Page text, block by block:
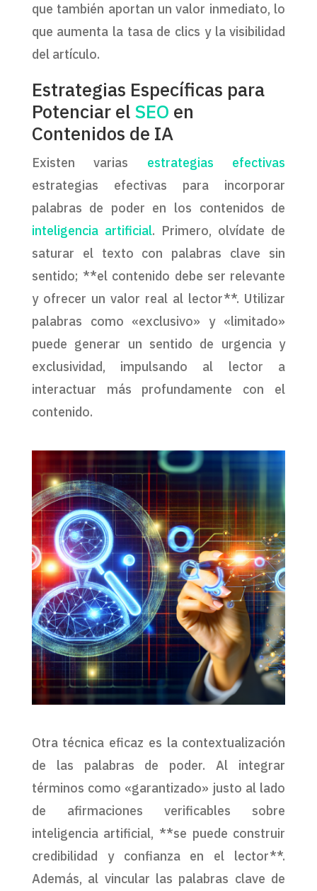
que también aportan un valor inmediato, lo
que aumenta la tasa de clics y la visibilidad
del artículo.
Estrategias Específicas para
Potenciar el SEO en
Contenidos de IA
Existen varias estrategias efectivas
estrategias efectivas para incorporar
palabras de poder en los contenidos de
inteligencia artificial. Primero, olvídate de
saturar el texto con palabras clave sin
sentido; **el contenido debe ser relevante
y ofrecer un valor real al lector**. Utilizar
palabras como «exclusivo» y «limitado»
puede generar un sentido de urgencia y
exclusividad, impulsando al lector a
interactuar más profundamente con el
contenido.
Otra técnica eficaz es la contextualización
de las palabras de poder. Al integrar
términos como «garantizado» justo al lado
de afirmaciones verificables sobre
inteligencia artificial, **se puede construir
credibilidad y confianza en el lector**.
Además, al vincular las palabras clave de